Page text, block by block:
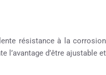
résistance à la corrosion
l’avantage d’être ajustable et